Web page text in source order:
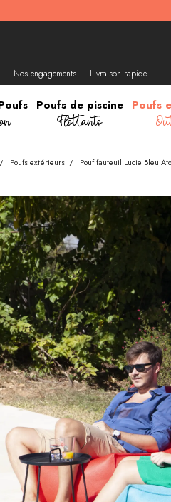
Nos engagements Livraison rapide
Poufs de piscine
Flottants Poufs
/ Poufs extérieurs / Pouf fauteuil Lucie Bleu